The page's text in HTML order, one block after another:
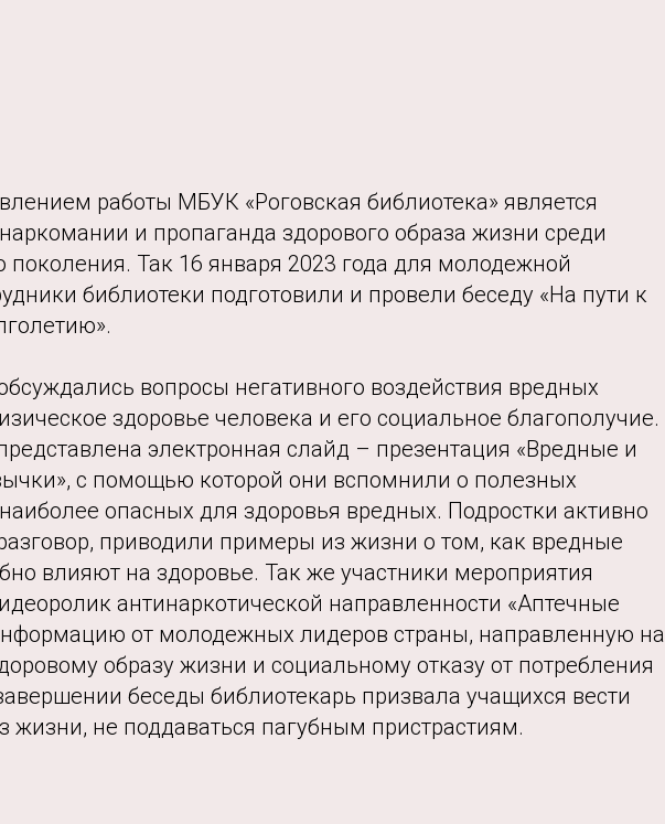
работы МБУК «Роговская библиотека» является
и пропаганда здорового образа жизни среди
поколения. Так 16 января 2023 года для молодежной
библиотеки подготовили и провели беседу «На пути к
вопросы негативного воздействия вредных
здоровье человека и его социальное благополучие.
электронная слайд – презентация «Вредные и
с помощью которой они вспомнили о полезных
опасных для здоровья вредных. Подростки активно
приводили примеры из жизни о том, как вредные
влияют на здоровье. Так же участники мероприятия
антинаркотической направленности «Аптечные
от молодежных лидеров страны, направленную на
образу жизни и социальному отказу от потребления
беседы библиотекарь призвала учащихся вести
жизни, не поддаваться пагубным пристрастиям.